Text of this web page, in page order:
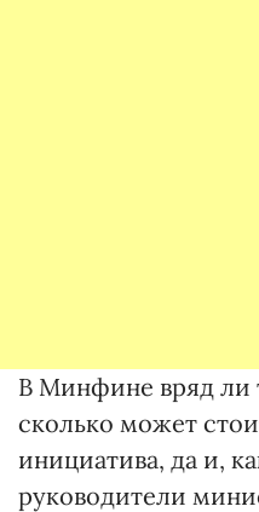
В Минфине вряд ли
сколько может
инициатива, да и,
руководители